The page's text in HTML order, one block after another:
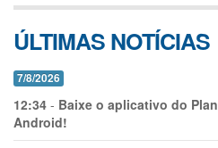
ÚLTIMAS NOTÍCIAS
7/8/2026
12:34 - Baixe o aplicativo do
Android!